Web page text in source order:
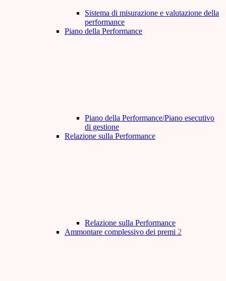
Sistema di misurazione e valutazione della
performance
Piano della Performance
Piano della Performance/Piano esecutivo
di gestione
Relazione sulla Performance
Relazione sulla Performance
Ammontare complessivo dei premi 2